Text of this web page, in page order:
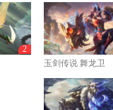
2
玉剑传说 舞龙卫